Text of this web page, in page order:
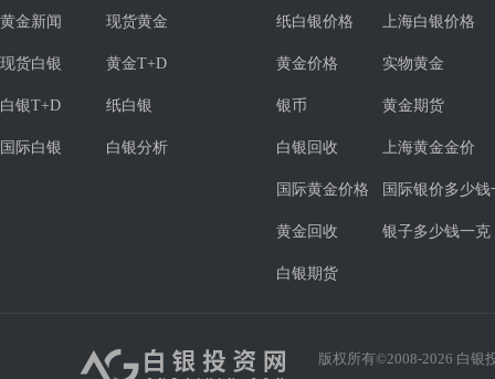
黄金新闻 现货黄金
现货白银 黄金T+D
白银T+D 纸白银
国际白银 白银分析
纸白银价格 上海白银价格
黄金价格 实物黄金
银币 黄金期货
白银回收 上海黄金金价
国际黄金价格 国际银价多少钱
黄金回收 银子多少钱一克
白银期货
版权所有©2008-2026 白银